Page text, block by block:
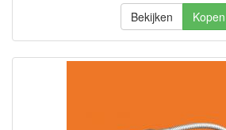
Bekijken
Kopen